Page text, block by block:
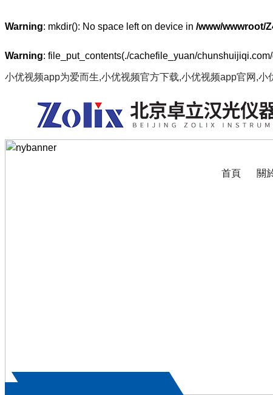
Warning: mkdir(): No space left on device in /www/wwwroot/
Warning: file_put_contents(./cachefile_yuan/
小优视频app为爱而生,小优视频官方下载,小优视频app官网,小
首頁 關